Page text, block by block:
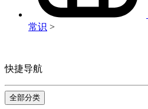
常识 >
快捷导航
全部分类